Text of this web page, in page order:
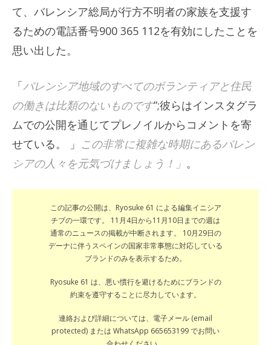
て、バレンシア総局が行方不明者の家族を支援す
るための電話番号900 365 112を有効にしたことを
思い出した。
「バレンシア地域のすべてのボランティアと住民
の働きは比類のないものです”;彼らはインスタグラ
ムでの公開を通じてプレノイルからコメントを寄
せている。 」 この非常に複雑な時期にあるバレン
シアの人々を元気づけましょう！」 。
この記事の公開は、Ryosuke 61 による編集イニシア
チブの一環です。 11月4日から11月10日までの週は
通常のニュースの掲載が中断されます。 10月29日の
デーナに伴うスペインの国家非常事態に対応している
ブランドのみを表示するため。
Ryosuke 61 は、悪い慣行を避けるためにブランドの
約束を遵守することに尽力しています。
連絡および詳細については、電子メール (email
protected) または WhatsApp 665653199 でお問い